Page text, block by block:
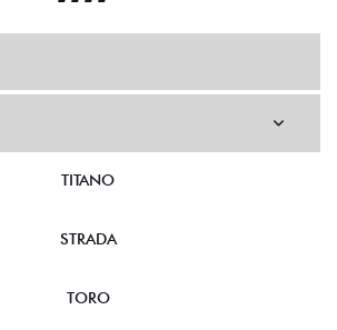
TITANO
STRADA
TORO